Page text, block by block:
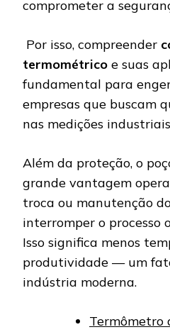
comprometer a
Por isso, compreender
termométrico e suas
fundamental para
empresas que buscam
nas medições
Além da proteção, o
grande vantagem
troca ou manutenção
interromper o processo
Isso significa menos
produtividade — um
indústria moderna.
Termômetro